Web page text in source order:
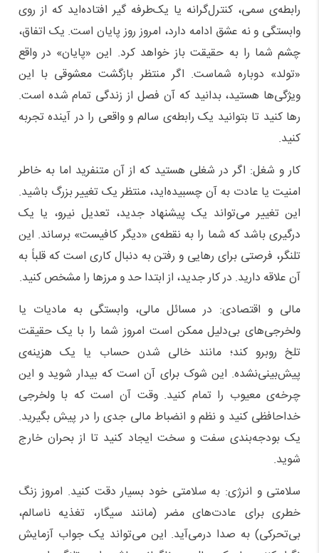
رابطه‌ی سمی، کنترل‌گرانه یا یک‌طرفه گیر افتاده‌اید که از روی
وابستگی و نه عشق ادامه دارد، امروز روز پایان است. یک اتفاق،
چشم شما را به حقیقت باز خواهد کرد. این «پایان» در واقع
«تولد» دوباره شماست. اگر منتظر بازگشت معشوقی با این
ویژگی‌ها هستید، بدانید که آن فصل از زندگی تمام شده است.
رها کنید تا بتوانید یک رابطه‌ی سالم و واقعی را در آینده تجربه
کنید.
کار و شغل: اگر در شغلی هستید که از آن متنفرید اما به خاطر
امنیت یا عادت به آن چسبیده‌اید، منتظر یک تغییر بزرگ باشید.
این تغییر می‌تواند یک پیشنهاد جدید، تعدیل نیرو، یا یک
درگیری باشد که شما را به نقطه‌ی «دیگر کافیست» برساند. این
تلنگر، فرصتی برای رهایی و رفتن به دنبال کاری است که قلباً به
آن علاقه دارید. در کار جدید، از ابتدا حد و مرزها را مشخص کنید.
مالی و اقتصادی: در مسائل مالی، وابستگی به مادیات یا
ولخرجی‌های بی‌دلیل ممکن است امروز شما را با یک حقیقت
تلخ روبرو کند؛ مانند خالی شدن حساب یا یک هزینه‌ی
پیش‌بینی‌نشده. این شوک برای آن است که بیدار شوید و این
چرخه‌ی معیوب را تمام کنید. وقت آن است که با ولخرجی
خداحافظی کنید و نظم و انضباط مالی جدی را در پیش بگیرید.
یک بودجه‌بندی سفت و سخت ایجاد کنید تا از بحران خارج
شوید.
سلامتی و انرژی: به سلامتی خود بسیار دقت کنید. امروز زنگ
خطری برای عادت‌های مضر (مانند سیگار، تغذیه ناسالم،
بی‌تحرکی) به صدا درمی‌آید. این می‌تواند یک جواب آزمایش